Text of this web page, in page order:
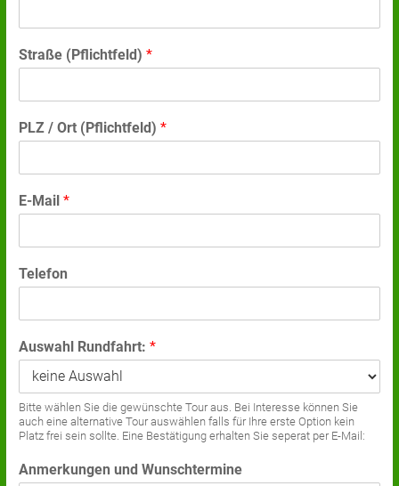
Straße (Pflichtfeld) *
PLZ / Ort (Pflichtfeld) *
E-Mail *
Telefon
Auswahl Rundfahrt: *
Bitte wählen Sie die gewünschte Tour aus. Bei Interesse können Sie
auch eine alternative Tour auswählen falls für Ihre erste Option kein
Platz frei sein sollte. Eine Bestätigung erhalten Sie seperat per E-Mail:
Anmerkungen und Wunschtermine